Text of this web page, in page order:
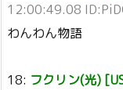
12:00:49.08
わんわん物語
18: フクリン(光)